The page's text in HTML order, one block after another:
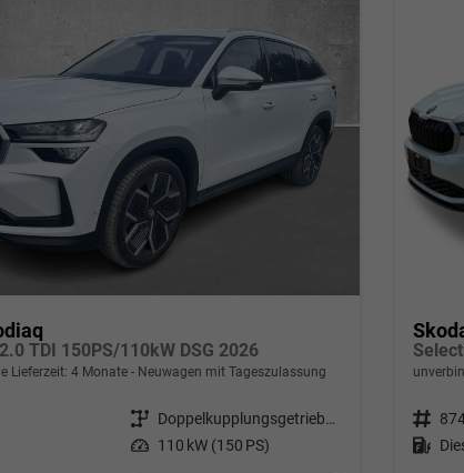
TDI 150PS/110kW DSG 2026
Lieferzeit: 4 Monate Neuwagen mit Tageszulassung
Getriebe
Doppelkupplungsgetriebe (DSG)
Leistung 110 kW (150 PS)
Fahrzeugnr.
Kraftstoff